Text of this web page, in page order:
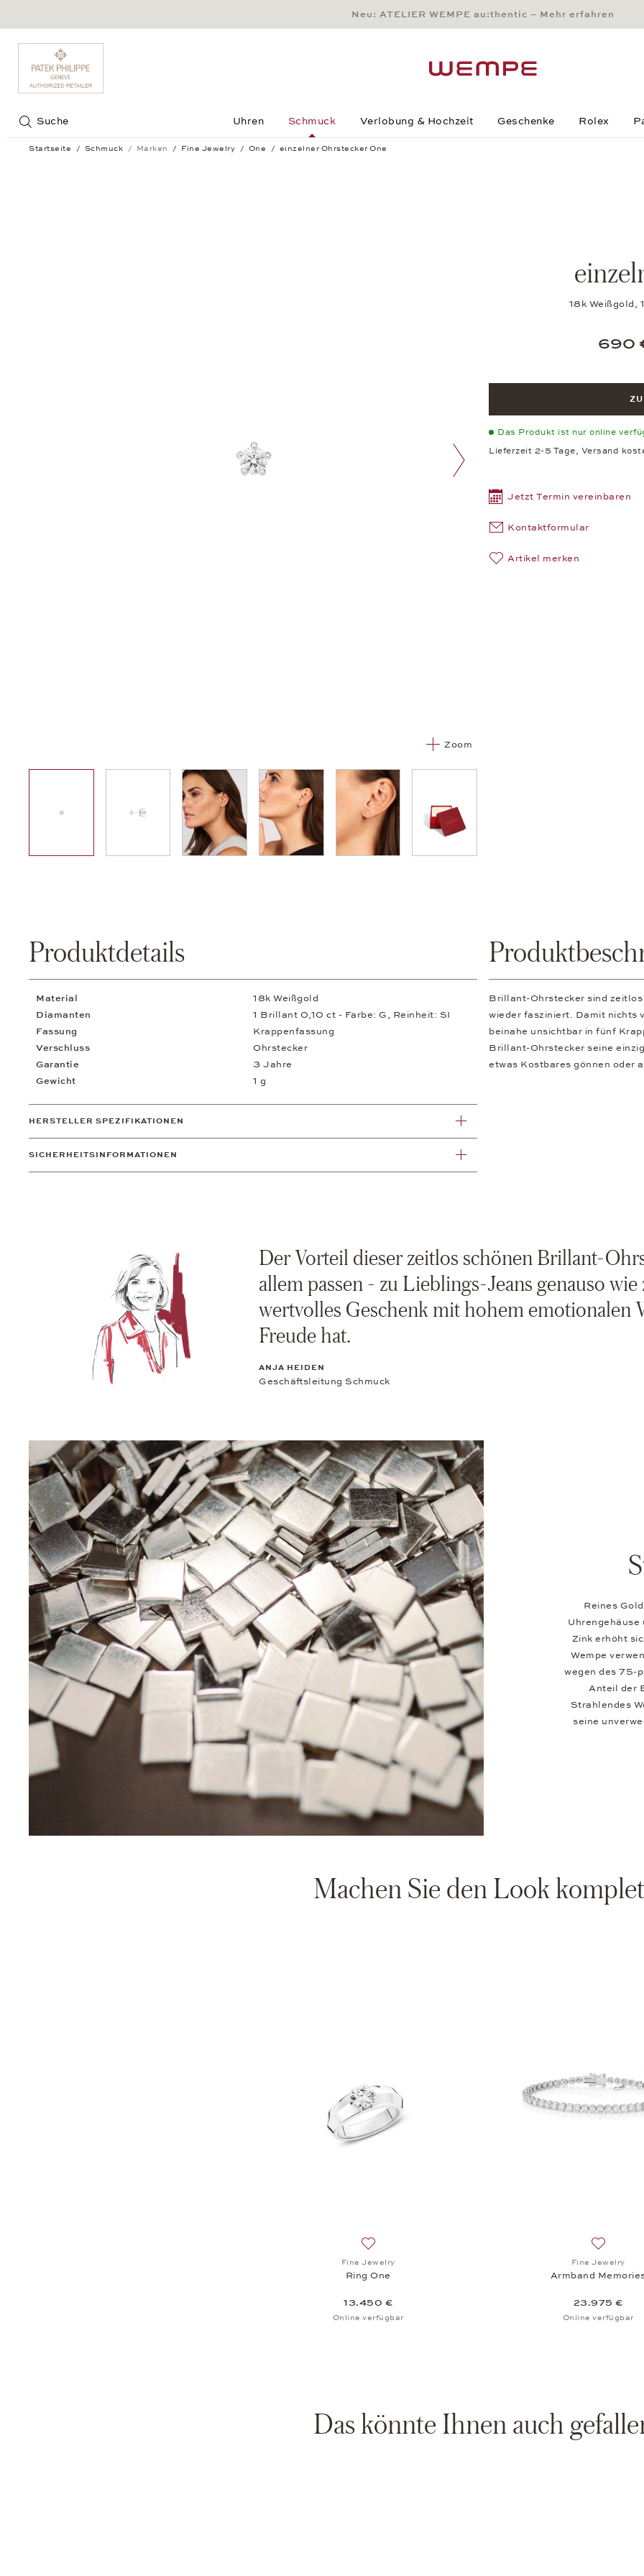
Main Content
Main Menu
Search
Footer
Neu: ATELIER WEMPE au:thentic – Mehr erfahren
Suche Uhren Schmuck Verlobung & Hochzeit Geschenke Rolex
Startseite Schmuck Marken Fine Jewelry One einzelner Ohrstecker One
Zoom
01 02 03 04 05 06
18k
690
Das Produkt ist nur online
Lieferzeit 2-5 Tage, Versand
Jetzt Termin vereinbaren
Kontaktformular
Artikel merken
Produktdetails
Material
18k Weißgold
Diamanten
1 Brillant 0,10 ct - Farbe: G, Reinheit: SI
Fassung
Krappenfassung
Verschluss
Ohrstecker
Garantie
3 Jahre
Gewicht
1 g
HERSTELLER SPEZIFIKATIONEN
SICHERHEITSINFORMATIONEN
Brillant-Ohrstecker sind
wieder fasziniert. Damit nichts
beinahe unsichtbar in fünf
Brillant-Ohrstecker seine
etwas Kostbares gönnen oder
Der Vorteil dieser zeitlos schönen Brillant-
allem passen - zu Lieblings-Jeans genauso
wertvolles Geschenk mit hohem emotionalen
Freude hat.
ANJA HEIDEN
Geschäftsleitung Schmuck
Reines
Uhrengehäuse
Zink erhöht
Wempe
wegen des 75-
Anteil der
Strahlendes
seine
Machen Sie den Look
Fine Jewelry
Ring One
13.450 €
Online verfügbar
Fine Jewelry
Armband
23.975 €
Online verfügbar
Das könnte Ihnen auch